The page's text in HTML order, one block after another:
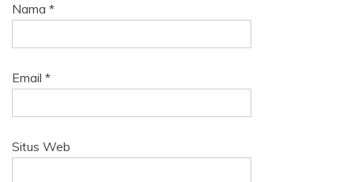
Nama *
Email *
Situs Web